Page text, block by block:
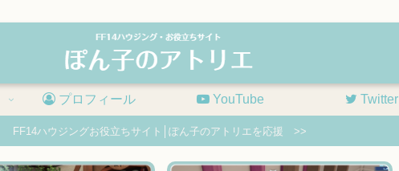
プロフィール YouTube Twitter
FF14ハウジングお役立ちサイト│ぽん子のアトリエを応援 >>